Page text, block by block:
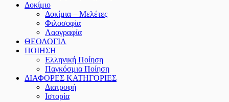
Δοκίμιο
Δοκίμια – Μελέτες
Φιλοσοφία
Λαογραφία
ΘΕΟΛΟΓΙΑ
ΠΟΙΗΣΗ
Ελληνική Ποίηση
Παγκόσμια Ποίηση
ΔΙΑΦΟΡΕΣ ΚΑΤΗΓΟΡΙΕΣ
Διατροφή
Ιστορία